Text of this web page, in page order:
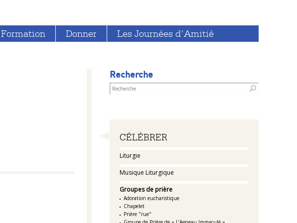
Formation Donner Les Journées d'Amitié
Recherche
Navigation
CÉLÉBRER
Liturgie
Musique Liturgique
Groupes de prière
Adoration eucharistique
Chapelet
Prière "rue"